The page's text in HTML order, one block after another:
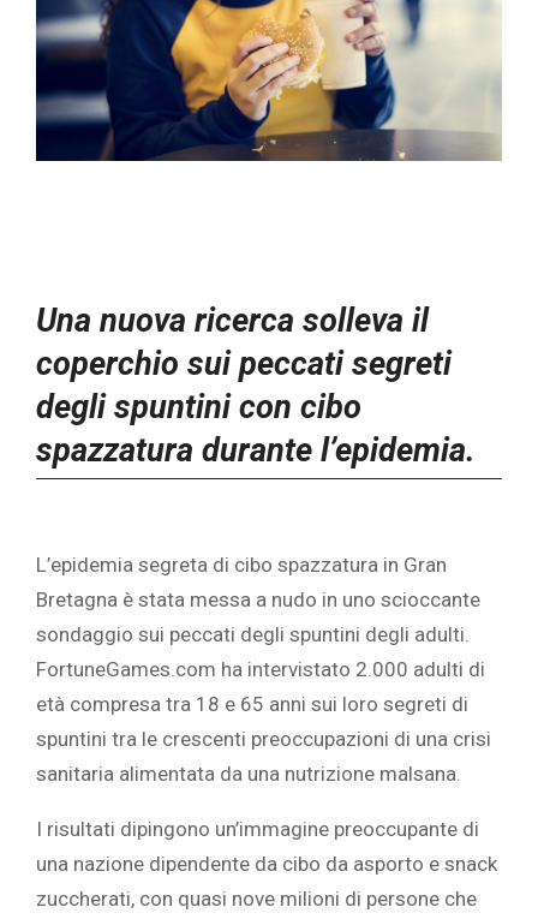
Una nuova ricerca solleva il
coperchio sui peccati segreti
degli spuntini con cibo
spazzatura durante l’epidemia.
L’epidemia segreta di cibo spazzatura in Gran
Bretagna è stata messa a nudo in uno scioccante
sondaggio sui peccati degli spuntini degli adulti.
FortuneGames.com ha intervistato 2.000 adulti di
età compresa tra 18 e 65 anni sui loro segreti di
spuntini tra le crescenti preoccupazioni di una crisi
sanitaria alimentata da una nutrizione malsana.
I risultati dipingono un’immagine preoccupante di
una nazione dipendente da cibo da asporto e snack
zuccherati, con quasi nove milioni di persone che